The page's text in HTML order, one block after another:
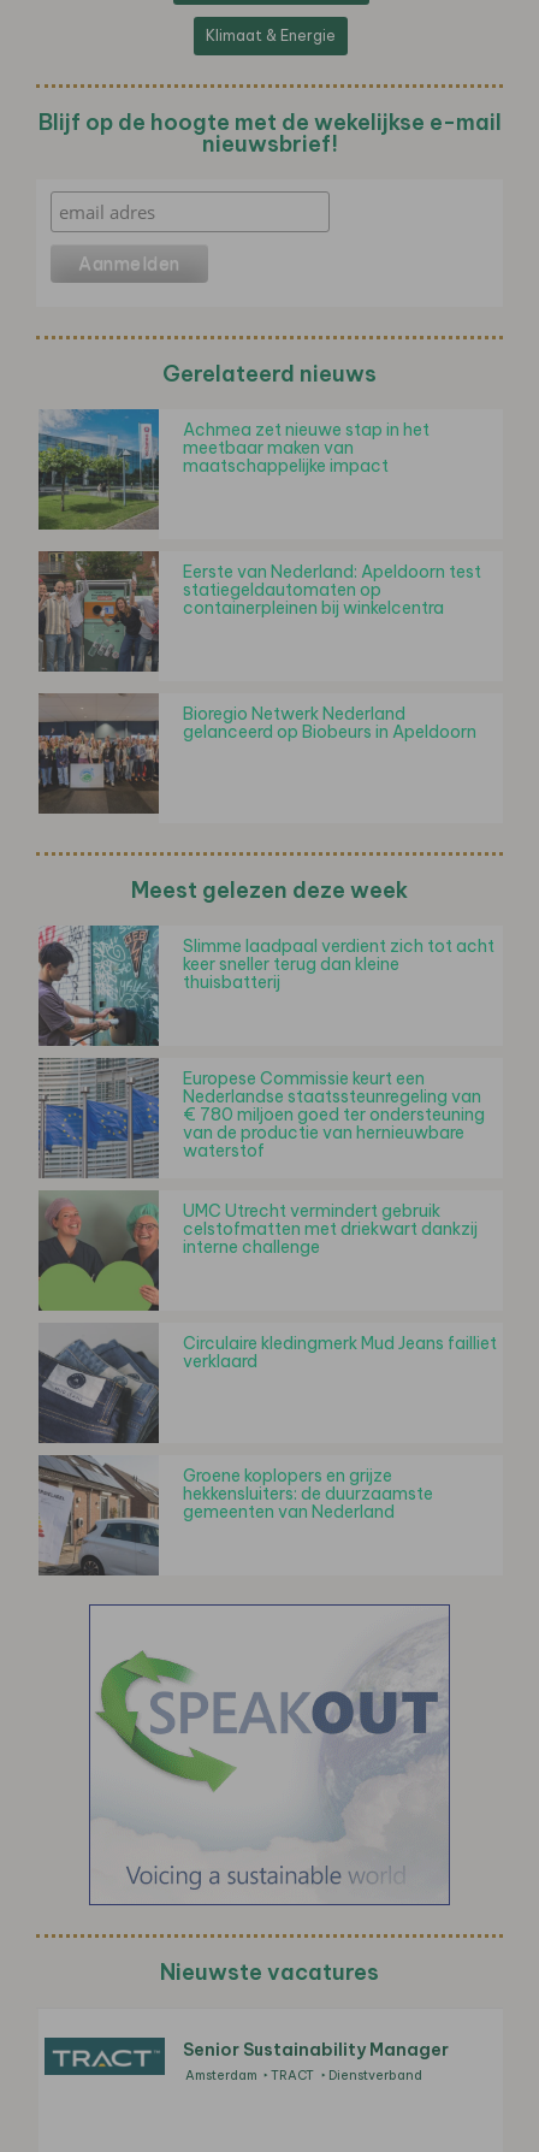
Klimaat & Energie
Blijf op de hoogte met de wekelijkse e-mail
nieuwsbrief!
Gerelateerd nieuws
Achmea zet nieuwe stap in het
meetbaar maken van
maatschappelijke impact
Eerste van Nederland: Apeldoorn test
statiegeldautomaten op
containerpleinen bij winkelcentra
Bioregio Netwerk Nederland
gelanceerd op Biobeurs in Apeldoorn
Meest gelezen deze week
Slimme laadpaal verdient zich tot acht
keer sneller terug dan kleine
thuisbatterij
Europese Commissie keurt een
Nederlandse staatssteunregeling van
€ 780 miljoen goed ter ondersteuning
van de productie van hernieuwbare
waterstof
UMC Utrecht vermindert gebruik
celstofmatten met driekwart dankzij
interne challenge
Circulaire kledingmerk Mud Jeans failliet
verklaard
Groene koplopers en grijze
hekkensluiters: de duurzaamste
gemeenten van Nederland
Nieuwste vacatures
Senior Sustainability Manager
Amsterdam TRACT Dienstverband